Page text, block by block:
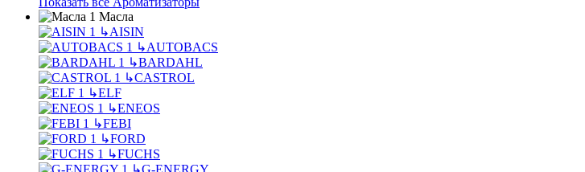
Масла
↳AISIN
↳AUTOBACS
↳BARDAHL
↳CASTROL
↳ELF
↳ENEOS
↳FEBI
↳FORD
↳FUCHS
↳G-ENERGY